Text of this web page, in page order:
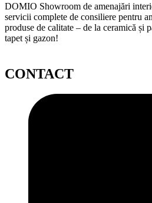
DOMIO Showroom de amenajări
servicii complete de consiliere pentru
produse de calitate – de la ceramică și
tapet și gazon!
CONTACT